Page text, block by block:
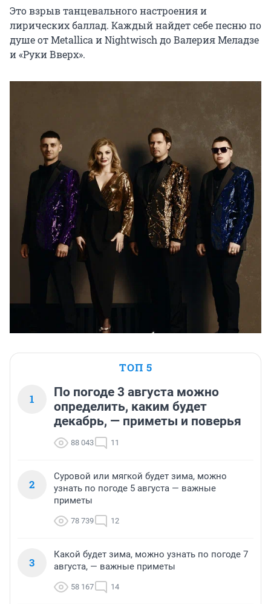
Это взрыв танцевального настроения и
лирических баллад. Каждый найдет себе песню по
душе от Metallica и Nightwisch до Валерия Меладзе
и «Руки Вверх».
ТОП 5
1
По погоде 3 августа можно
определить, каким будет
декабрь, — приметы и поверья
88 043 11
2
Суровой или мягкой будет зима, можно
узнать по погоде 5 августа — важные
приметы
78 739 12
3
Какой будет зима, можно узнать по погоде 7
августа, — важные приметы
58 167 14